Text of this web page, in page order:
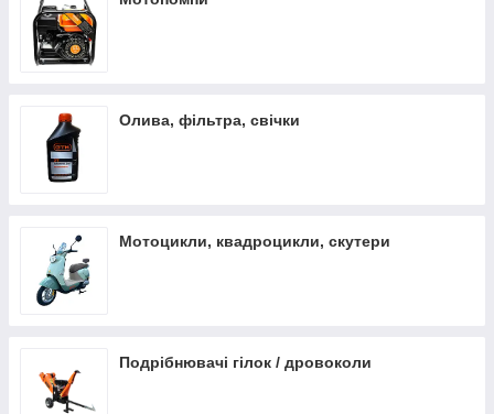
Олива, фільтра, свічки
Мотоцикли, квадроцикли, скутери
Подрібнювачі гілок / дровоколи